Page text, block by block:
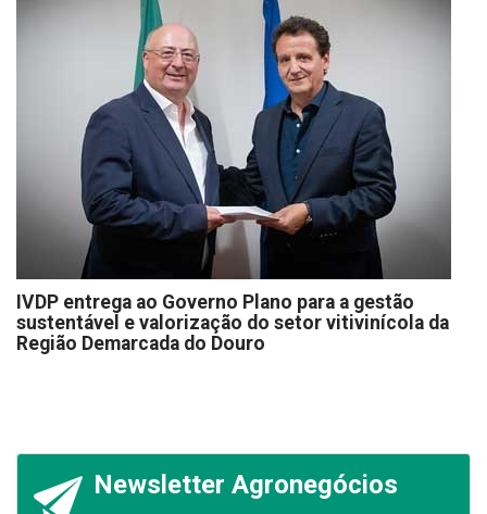
IVDP entrega ao Governo Plano para a gestão
sustentável e valorização do setor vitivinícola da
Região Demarcada do Douro
Newsletter Agronegócios